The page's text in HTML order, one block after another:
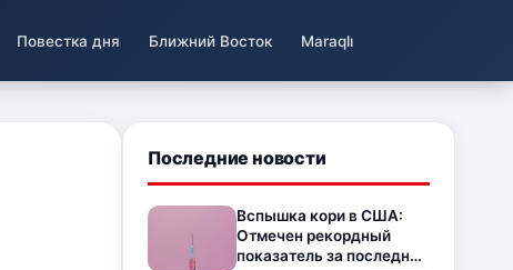
Повестка дня Ближний Восток Maraqlı
Последние новости
Вспышка кори в США:
Отмечен рекордный
показатель за последние